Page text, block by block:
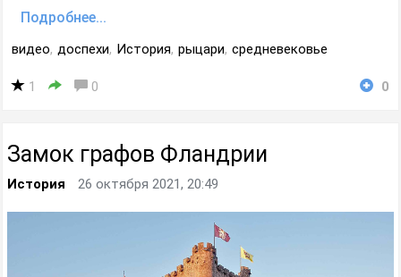
Подробнее...
видео, доспехи, История, рыцари, средневековье
1 0 0
Замок графов Фландрии
История 26 октября 2021, 20:49